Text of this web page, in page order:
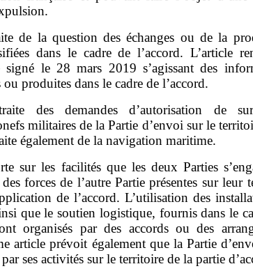
de la question des échanges ou de la
dans le cadre de l’accord. L’article
signé le 28 mars 2019 s’agissant des
ou produites dans le cadre de l’accord.
des demandes d’autorisation de
militaires de la Partie d’envoi sur le
également de la navigation maritime.
sur les facilités que les deux Parties
forces de l’autre Partie présentes sur leur
de l’accord. L’utilisation des
que le soutien logistique, fournis dans le
organisés par des accords ou des
article prévoit également que la Partie
ses activités sur le territoire de la partie